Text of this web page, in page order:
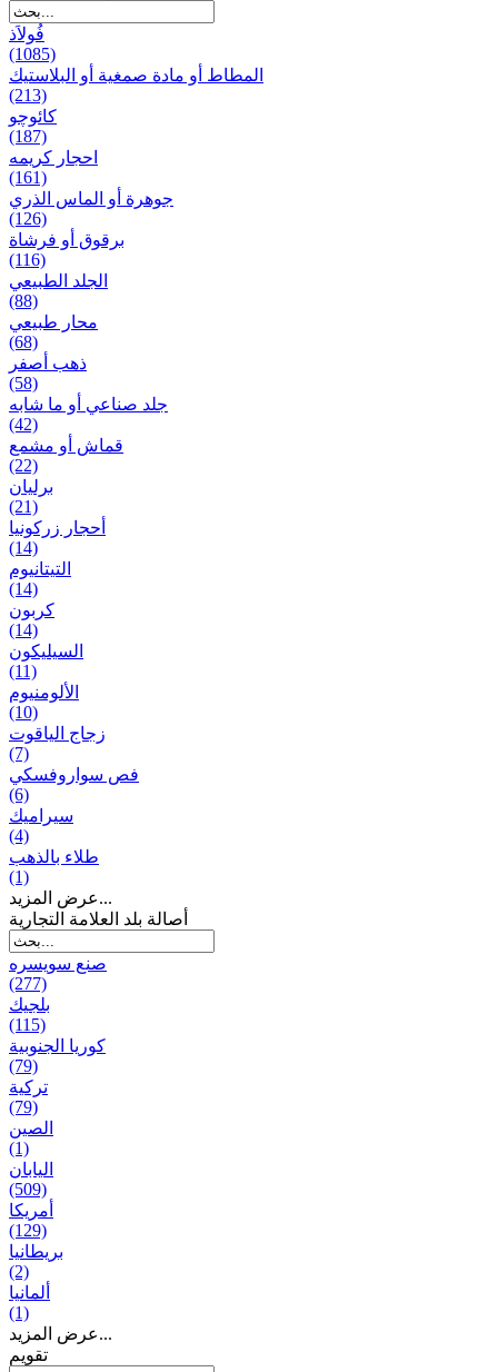
فُولاَذ
(1085)
المطاط أو مادة صمغية أو البلاستيك
(213)
کائوچو
(187)
احجار کریمه
(161)
جوهرة أو الماس الذري
(126)
برقوق أو فرشاة
(116)
الجلد الطبيعي
(88)
محار طبيعي
(68)
ذهب أصفر
(58)
جلد صناعي أو ما شابه
(42)
قماش أو مشمع
(22)
برلیان
(21)
أحجار زركونيا
(14)
التيتانيوم
(14)
كربون
(14)
السيليكون
(11)
الألومنيوم
(10)
زجاج الياقوت
(7)
فص سواروفسكي
(6)
سيراميك
(4)
طلاء بالذهب
(1)
عرض المزيد...
أصالة بلد العلامة التجارية
صنع سویسره
(277)
بلجيك
(115)
كوريا الجنوبية
(79)
تركية
(79)
الصين
(1)
اليابان
(509)
أمريكا
(129)
بریطانیا
(2)
ألمانيا
(1)
عرض المزيد...
تقويم